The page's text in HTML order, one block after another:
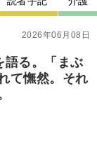
2026年06月08日
語る。「まぶ
て憮然。それ